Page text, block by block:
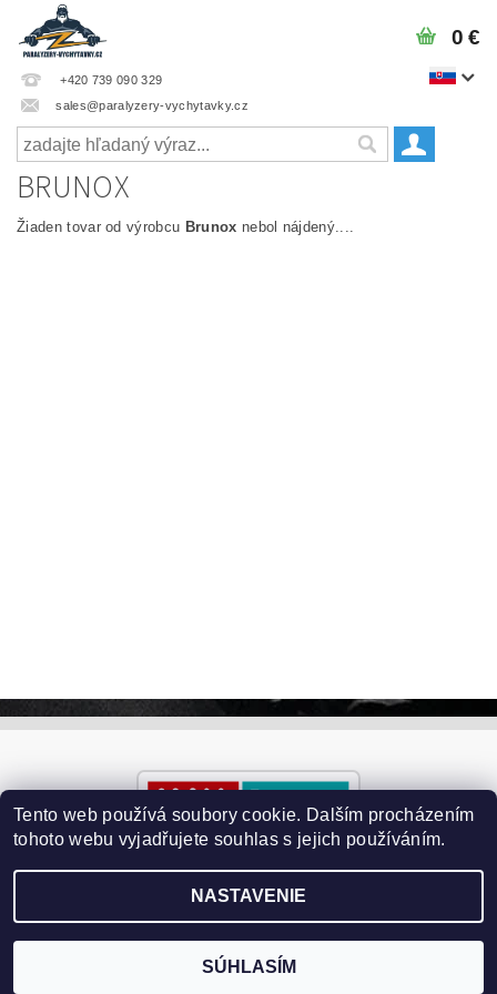
+420 739 090 329
sales@paralyzery-vychytavky.cz
0 €
BRUNOX
Žiaden tovar od výrobcu Brunox nebol nájdený....
2026 ©Paralyzery-vychytavky.cz, všetky práva vyhradené
Vytvoril Shoptet
Tento web používá soubory cookie. Dalším procházením
tohoto webu vyjadřujete souhlas s jejich používáním.
NASTAVENIE
SÚHLASÍM